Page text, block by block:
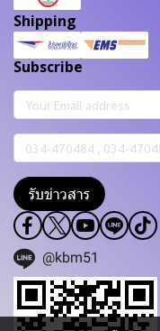
Shipping
Subscribe
รับข่าวสาร
@kbm51